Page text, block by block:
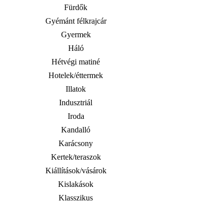
Fürdők
Gyémánt félkrajcár
Gyermek
Háló
Hétvégi matiné
Hotelek/éttermek
Illatok
Indusztriál
Iroda
Kandalló
Karácsony
Kertek/teraszok
Kiállítások/vásárok
Kislakások
Klasszikus